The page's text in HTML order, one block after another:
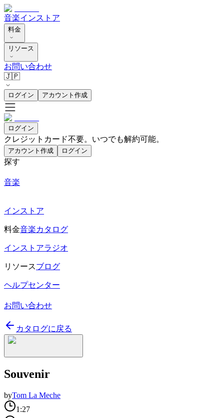
音楽インストア
料金
リソース
お問い合わせ
🇯🇵
ログイン アカウント作成
ログイン
クレジットカード不要。いつでも解約可能。
アカウント作成 ログイン
探す
音楽
インストア
料金音楽カタログ
インストアラジオ
リソースブログ
ヘルプセンター
お問い合わせ
カタログに戻る
Souvenir
byTom La Meche
1:27